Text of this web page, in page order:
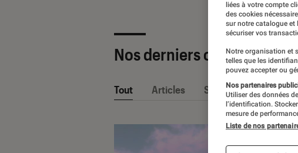
Nos derniers contenus
Tout Articles Sélections et guides
liées à votre compte
des cookies
sur notre catalogue et
sécuriser vos
Notre organisation et
telles que les
pouvez accepter ou
Nos partenaires
Utiliser des données
l’identification.
mesure de
Liste de nos